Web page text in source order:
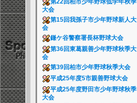
第22回柏市少年野球低学年秋季
大会
第15回我孫子市少年野球新人大
会
鎌ケ谷警察署長杯野球大会
第36回東葛親善少年野球秋季大
会
第39回柏市少年野球秋季大会
平成25年度5市親善野球大会
平成25年度野田市少年野球秋季
大会